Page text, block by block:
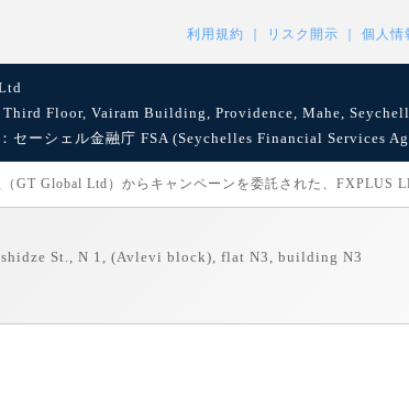
利用規約 リスク開示 個人情
Third Floor, Vairam Building, Providence, Mahe,
セーシェル金融庁 FSA (Seychelles Financial Services
GT Global Ltd）からキャンペーンを委託された、FXPLUS
St., N 1, (Avlevi block), flat N3, building N3